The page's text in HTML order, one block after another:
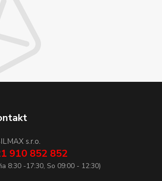
s.r.o.
910 852 852
8:30 -17:30, So 09:00 - 12:30)